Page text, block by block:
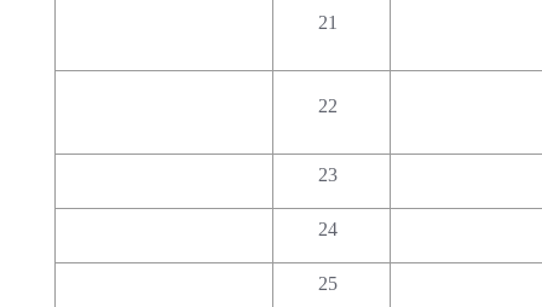
21
22
23
24
25